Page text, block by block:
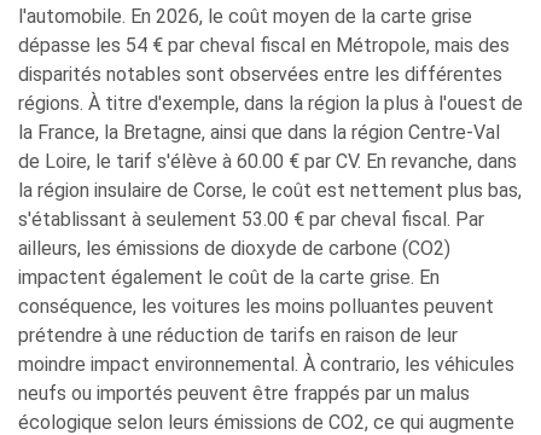
l'automobile. En 2026, le coût moyen de la carte grise
dépasse les 54 € par cheval fiscal en Métropole, mais des
disparités notables sont observées entre les différentes
régions. À titre d'exemple, dans la région la plus à l'ouest de
la France, la Bretagne, ainsi que dans la région Centre-Val
de Loire, le tarif s'élève à 60.00 € par CV. En revanche, dans
la région insulaire de Corse, le coût est nettement plus bas,
s'établissant à seulement 53.00 € par cheval fiscal. Par
ailleurs, les émissions de dioxyde de carbone (CO2)
impactent également le coût de la carte grise. En
conséquence, les voitures les moins polluantes peuvent
prétendre à une réduction de tarifs en raison de leur
moindre impact environnemental. À contrario, les véhicules
neufs ou importés peuvent être frappés par un malus
écologique selon leurs émissions de CO2, ce qui augmente